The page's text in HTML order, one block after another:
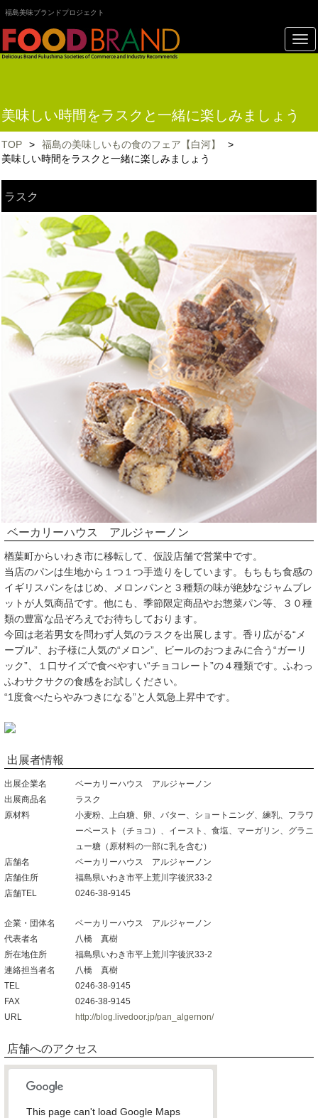
福島美味ブランドプロジェクト
美味しい時間をラスクと一緒に楽しみましょう
TOP > 福島の美味しいもの食のフェア【白河】
>
美味しい時間をラスクと一緒に楽しみましょう
ラスク
ベーカリーハウス アルジャーノン
楢葉町からいわき市に移転して、仮設店舗で営業中です。
当店のパンは生地から１つ１つ手造りをしています。もちもち食感の
イギリスパンをはじめ、メロンパンと３種類の味が絶妙なジャムブレ
ットが人気商品です。他にも、季節限定商品やお惣菜パン等、３０種
類の豊富な品ぞろえでお待ちしております。
今回は老若男女を問わず人気のラスクを出展します。香り広がる“メ
ープル”、お子様に人気の“メロン”、ビールのおつまみに合う“ガーリ
ック”、１口サイズで食べやすい“チョコレート”の４種類です。ふわっ
ふわサクサクの食感をお試しください。
“1度食べたらやみつきになる”と人気急上昇中です。
出展者情報
出展企業名
ベーカリーハウス アルジャーノン
出展商品名
ラスク
原材料
小麦粉、上白糖、卵、バター、ショートニング、練乳、フラワ
ーペースト（チョコ）、イースト、食塩、マーガリン、グラニ
ュー糖（原材料の一部に乳を含む）
店舗名
ベーカリーハウス アルジャーノン
店舗住所
福島県いわき市平上荒川字後沢33-2
店舗TEL
0246-38-9145
企業・団体名
ベーカリーハウス アルジャーノン
代表者名
八橋 真樹
所在地住所
福島県いわき市平上荒川字後沢33-2
連絡担当者名
八橋 真樹
TEL
0246-38-9145
FAX
0246-38-9145
URL
http://blog.livedoor.jp/pan_algernon/
店舗へのアクセス
This page can't load Google Maps